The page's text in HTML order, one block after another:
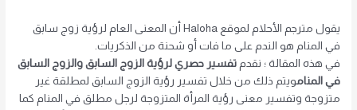
يقول مترجم الأحلام لموقع Haloha أن المعنى العام لرؤية زوج سابق
في المنام هو الندم على ما فات أو شحنة من الذكريات.
في هذه المقالة ؛ نقدمتفسير حصري لرؤية الزوج السابق والزوج السابق
في المنامويتم ذلك من خلال تفسير رؤية الزوج السابق لمطلقة غير
متزوجة وتفسير معنى رؤية المرأة المتزوجة لرجل مطلق في المنام كما